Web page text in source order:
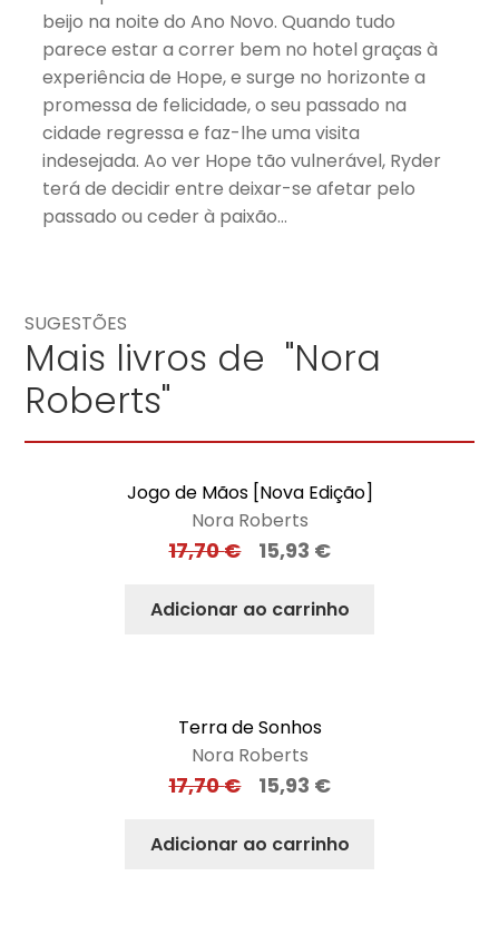
beijo na noite do Ano Novo. Quando tudo
parece estar a correr bem no hotel graças à
experiência de Hope, e surge no horizonte a
promessa de felicidade, o seu passado na
cidade regressa e faz-lhe uma visita
indesejada. Ao ver Hope tão vulnerável, Ryder
terá de decidir entre deixar-se afetar pelo
passado ou ceder à paixão…
SUGESTÕES
Mais livros de "Nora
Roberts"
Jogo de Mãos [Nova Edição]
Nora Roberts
17,70€ 15,93 €
Adicionar ao carrinho
Terra de Sonhos
Nora Roberts
17,70€ 15,93 €
Adicionar ao carrinho